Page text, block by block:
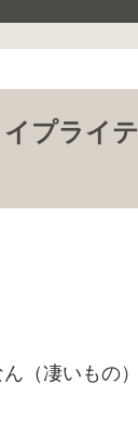
プライ
（凄いもの